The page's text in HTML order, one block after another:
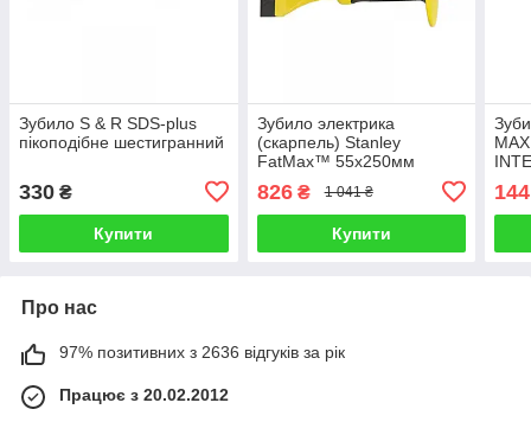
Зубило S & R SDS-plus
пікоподібне шестигранний
330 ₴
Купити
Зубило электрика
(скарпель) Stanley
FatMax™ 55х250мм
826₴ 1 041 ₴
Купити
144
Про нас
97% позитивних з 2636 відгуків за рік
Працює з 20.02.2012